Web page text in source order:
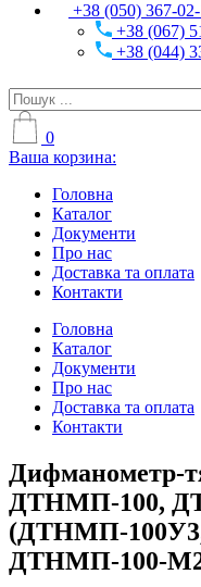
+38 (050) 367-
+38 (067)
+38 (044)
0
Ваша корзина:
Головна
Каталог
Документи
Про нас
Доставка та оплата
Контакти
Головна
Каталог
Документи
Про нас
Доставка та оплата
Контакти
Дифманометр-
ДТНМП-100,
(ДТНМП-
ДТНМП-100-